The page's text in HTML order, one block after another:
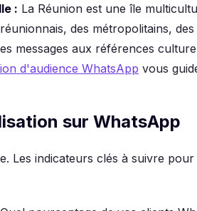
: La Réunion est une île
des métropolitains,
messages aux références
d'audience WhatsApp vous
sur WhatsApp
Les indicateurs clés à suivre